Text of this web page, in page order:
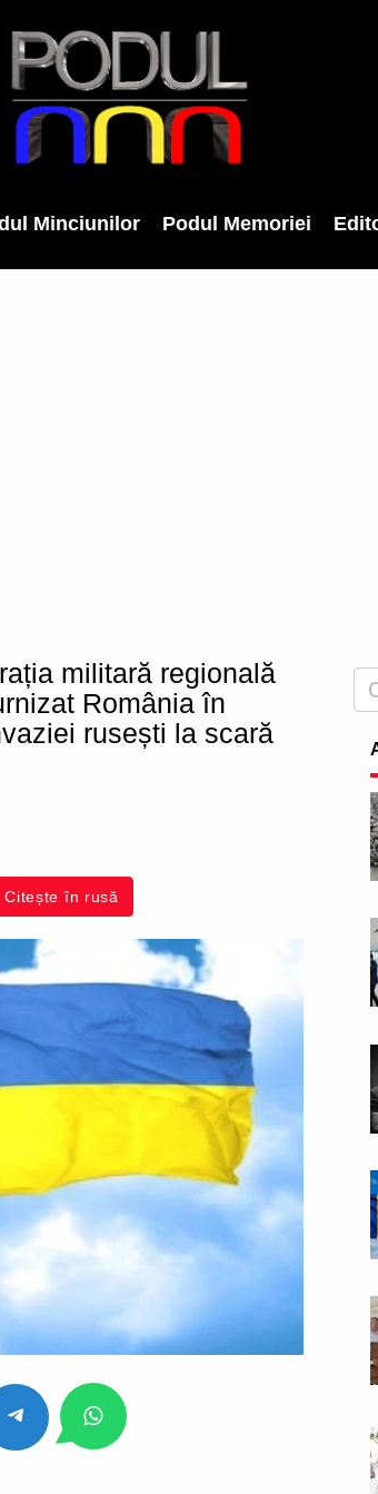
Minciunilor Podul Memoriei
militară regională
România în
rusești la scară
Citește în rusă